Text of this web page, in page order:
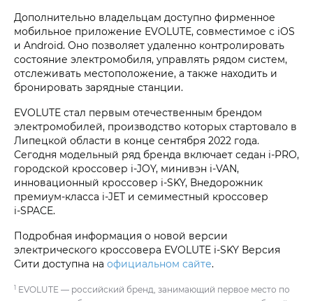
Дополнительно владельцам доступно фирменное
мобильное приложение EVOLUTE, совместимое с iOS
и Android. Оно позволяет удаленно контролировать
состояние электромобиля, управлять рядом систем,
отслеживать местоположение, а также находить и
бронировать зарядные станции.
EVOLUTE стал первым отечественным брендом
электромобилей, производство которых стартовало в
Липецкой области в конце сентября 2022 года.
Сегодня модельный ряд бренда включает седан i‑PRO,
городской кроссовер i‑JOY, минивэн i‑VAN,
инновационный кроссовер i‑SKY, Внедорожник
премиум-класса i‑JET и семиместный кроссовер
i‑SPACE.
Подробная информация о новой версии
электрического кроссовера EVOLUTE i‑SKY Версия
Сити доступна на официальном сайте.
1 EVOLUTE — российский бренд, занимающий первое место по